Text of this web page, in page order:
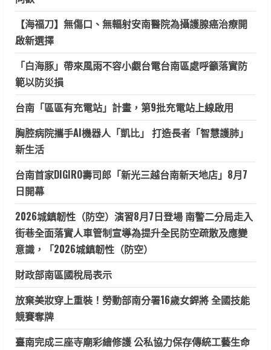
【海福刀】無傷口、無輻射安南醫院為攝護腺癌治療開
啟新選擇
「白海豚」帶來風雨不容小覷台電台南區處呼籲落實防
範以防災損
台南「區區有充電站」計畫，第9批充電站上線啟用
胸腔病院攜手AI機器人「凱比」 打造長者「智慧護肺」
新生活
台南首家DIGIRO壽司郎「新光三越台南新天地店」8月7
日開幕
2026城鎮韌性（防空）演習8月7日登場 南警二分局走入
街巷全面落實人車管制宣導為提升全民防空疏散及應變
意識，「2026城鎮韌性（防空）
財政部南區國稅局表示
放棄美妝穿上重裝！勞動部南分署16歲女銲將 全國技能
競賽奪牌
臺南完成三座寺廟彩繪修護 公私協力保存傳統工藝生命